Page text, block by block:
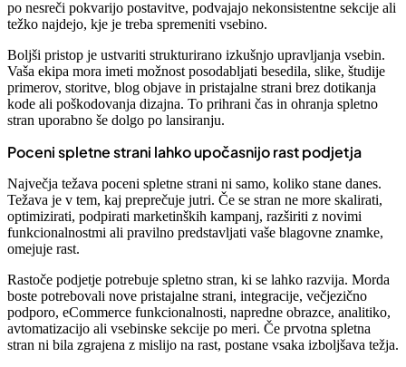
po nesreči pokvarijo postavitve, podvajajo nekonsistentne sekcije ali
težko najdejo, kje je treba spremeniti vsebino.
Boljši pristop je ustvariti strukturirano izkušnjo upravljanja vsebin.
Vaša ekipa mora imeti možnost posodabljati besedila, slike, študije
primerov, storitve, blog objave in pristajalne strani brez dotikanja
kode ali poškodovanja dizajna. To prihrani čas in ohranja spletno
stran uporabno še dolgo po lansiranju.
Poceni spletne strani lahko upočasnijo rast podjetja
Največja težava poceni spletne strani ni samo, koliko stane danes.
Težava je v tem, kaj preprečuje jutri. Če se stran ne more skalirati,
optimizirati, podpirati marketinških kampanj, razširiti z novimi
funkcionalnostmi ali pravilno predstavljati vaše blagovne znamke,
omejuje rast.
Rastoče podjetje potrebuje spletno stran, ki se lahko razvija. Morda
boste potrebovali nove pristajalne strani, integracije, večjezično
podporo, eCommerce funkcionalnosti, napredne obrazce, analitiko,
avtomatizacijo ali vsebinske sekcije po meri. Če prvotna spletna
stran ni bila zgrajena z mislijo na rast, postane vsaka izboljšava težja.